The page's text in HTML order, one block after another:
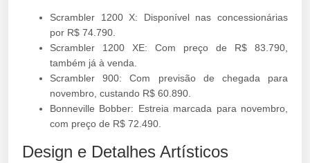
Scrambler 1200 X: Disponível nas concessionárias
por R$ 74.790.
Scrambler 1200 XE: Com preço de R$ 83.790,
também já à venda.
Scrambler 900: Com previsão de chegada para
novembro, custando R$ 60.890.
Bonneville Bobber: Estreia marcada para novembro,
com preço de R$ 72.490.
Design e Detalhes Artísticos